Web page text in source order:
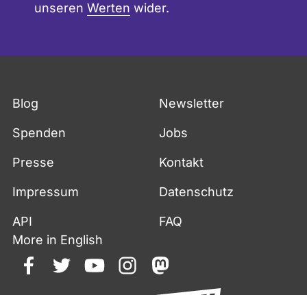
unseren Werten wider.
Blog Newsletter
Spenden Jobs
Presse Kontakt
Impressum Datenschutz
API
FAQ
More in English
facebooktwitteryoutubeinstagrammastodon